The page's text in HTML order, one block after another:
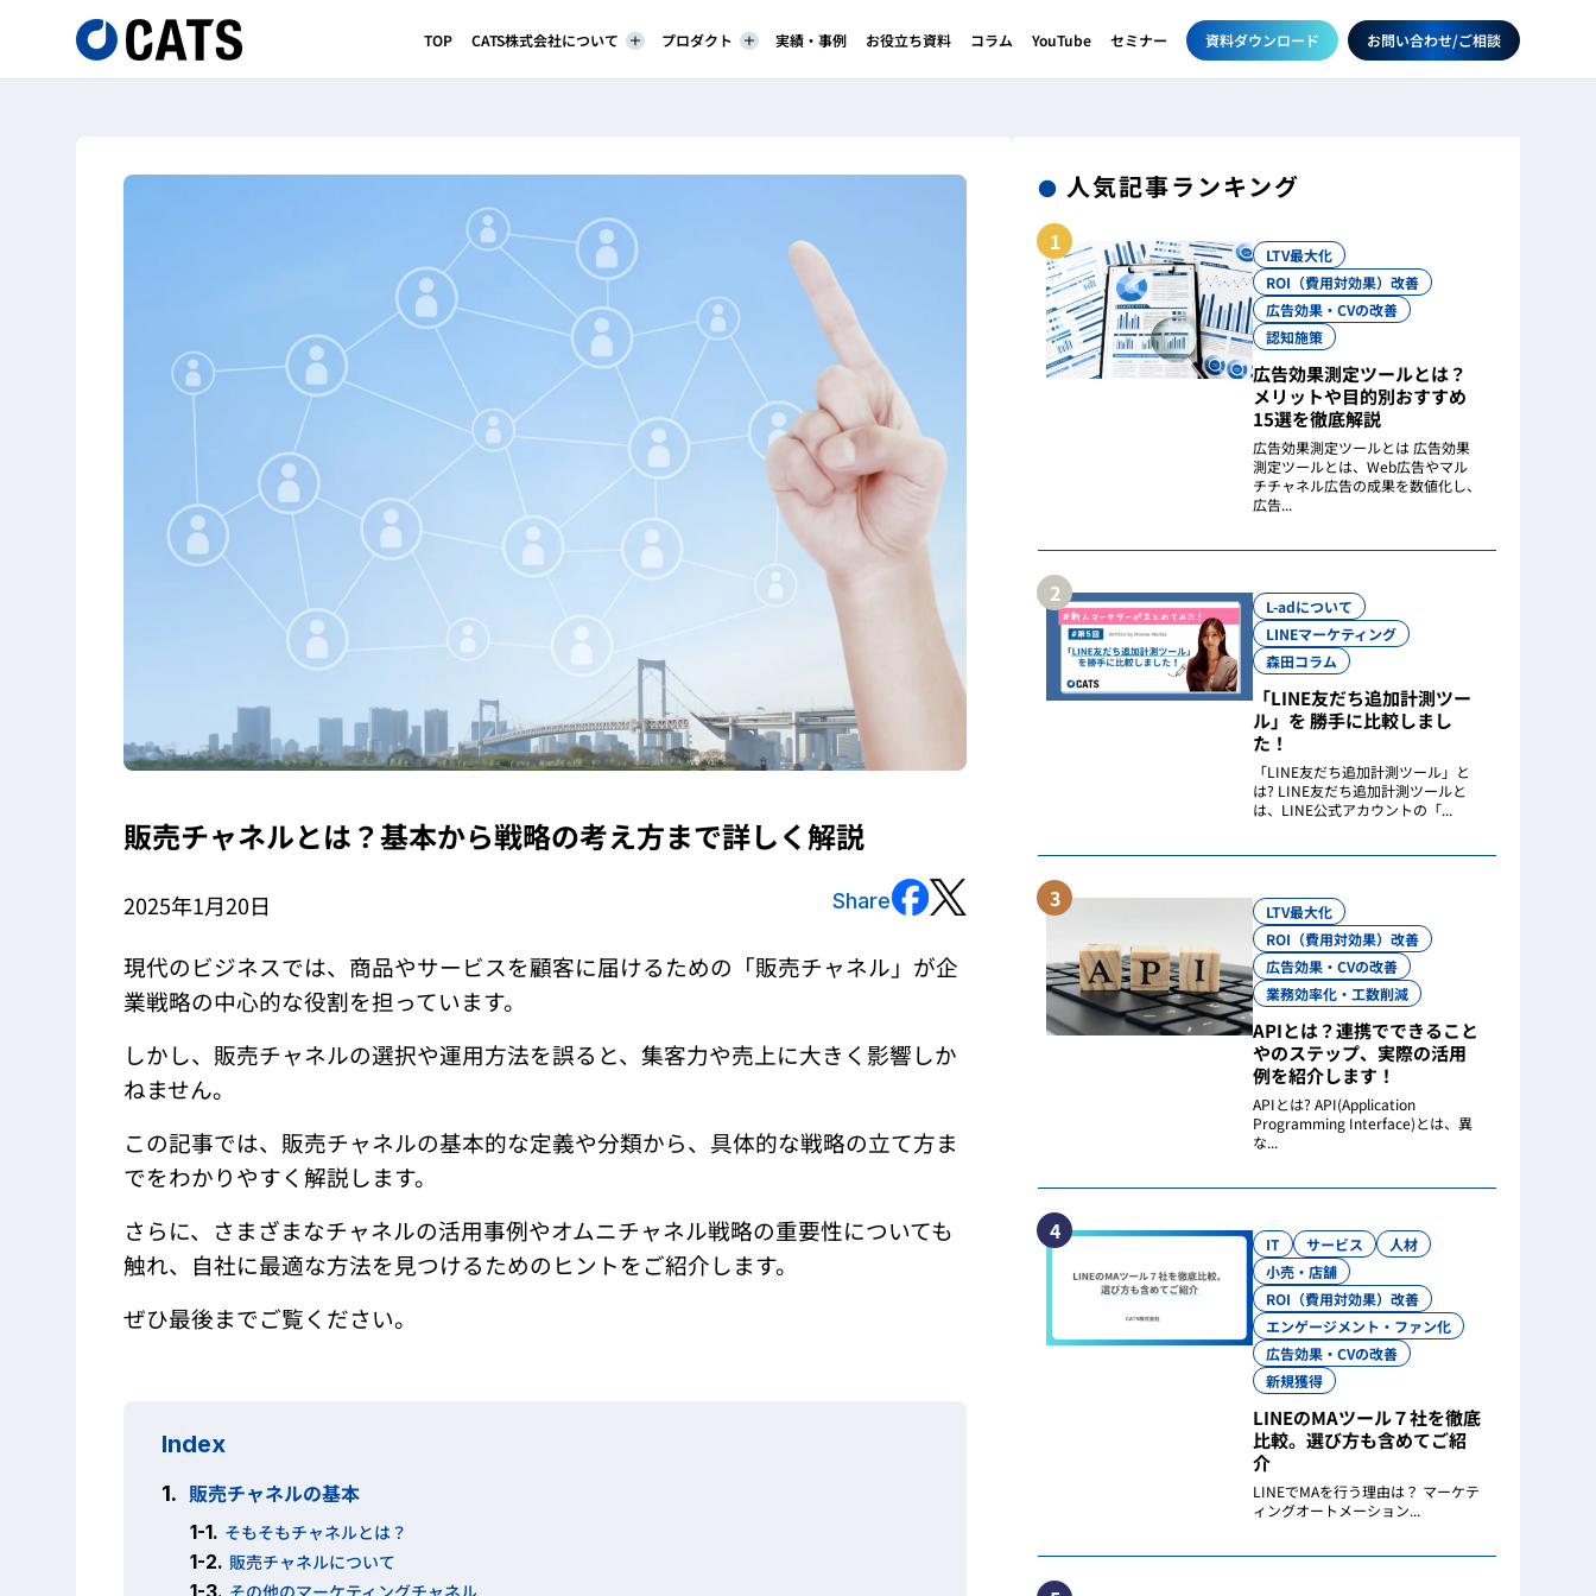
TOP CATS株式会社について プロダクト 実績・事例 お役立ち資料 コラム YouTube セミナー 資料ダウンロード お問い合わせ/ご相談
販売チャネルとは？基本から戦略の考え方まで詳しく解説
2025年1月20日 Share
現代のビジネスでは、商品やサービスを顧客に届けるための「販売チャネル」が企
業戦略の中心的な役割を担っています。
しかし、販売チャネルの選択や運用方法を誤ると、集客力や売上に大きく影響しか
ねません。
この記事では、販売チャネルの基本的な定義や分類から、具体的な戦略の立て方ま
でをわかりやすく解説します。
さらに、さまざまなチャネルの活用事例やオムニチャネル戦略の重要性についても
触れ、自社に最適な方法を見つけるためのヒントをご紹介します。
ぜひ最後までご覧ください。
Index
1. 販売チャネルの基本
1-1. そもそもチャネルとは？
1-2. 販売チャネルについて
● 人気記事ランキング
1
LTV最大化
ROI（費用対効果）改善
広告効果・CVの改善
認知施策
広告効果測定ツールとは？
メリットや目的別おすすめ
15選を徹底解説
広告効果測定ツールとは 広告効果
測定ツールとは、Web広告やマル
チチャネル広告の成果を数値化し、
広告...
2
L-adについて
LINEマーケティング
森田コラム
「LINE友だち追加計測ツー
ル」を 勝手に比較しまし
た！
「LINE友だち追加計測ツール」と
は? LINE友だち追加計測ツールと
は、LINE公式アカウントの「...
3
LTV最大化
ROI（費用対効果）改善
広告効果・CVの改善
業務効率化・工数削減
APIとは？連携でできること
やのステップ、実際の活用
例を紹介します！
APIとは? API(Application
Programming Interface)とは、異
な...
4 IT サービス
人材
小売・店舗
ROI（費用対効果）改善
エンゲージメント・ファン化
広告効果・CVの改善
新規獲得
LINEのMAツール７社を徹底
比較。選び方も含めてご紹
介
LINEでMAを行う理由は？ マーケテ
ィングオートメーション...